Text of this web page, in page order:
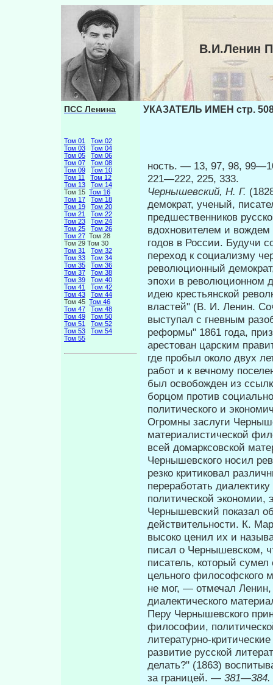
В.И.Ленин
ПСС Ленина
Том 01
Том 02
Том 03
Том 04
Том 05
Том 06
Том 07
Том 08
Том 09
Том 10
Том 11
Том 12
Том 13
Том 14
Том 15 Том 16
Том 17
Том 18
Том 19
Том 20
Том 21
Том 22
Том 23
Том 24
Том 25
Том 26
Том 27 Том 28
Том 29 Том 30
Том 31
Том 32
Том 33
Том 34
Том 35
Том 36
Том 37
Том 38
Том 39
Том 40
Том 41
Том 42
Том 43
Том 44
Том 45 Том 46
Том 47
Том 48
Том 49
Том 50
Том 51
Том 52
Том 53
Том 54
Том 55
УКАЗАТЕЛЬ ИМЕН стр.
ность. — 13, 97, 98,
221—222, 225, 333.
Чернышевский, Н. Г.
демократ, ученый,
предшественников
вдохновителем и вождем
годов в России. Будучи
переход к социализму
революционный
эпохи в революционном
идею крестьян­ской
властей" (В. И. Ленин.
выступал с гневным
реформы" 1861 года,
арестован царским
где пробыл около двух
работ и к вечному
был освобожден из
борцом против
политического и
Огромны заслуги
материалистической
всей домарксовской
Чернышевского носил
резко критиковал
переработать
политической экономии,
Чернышевский показал
действительности. К.
высоко ценил их и
писал о Чернышевском,
писатель, который сумел
цельного философского
не мог, — отмечал
диалектического
Перу Чернышевского
философии,
литературно-
развитие русской
делать?" (1863)
за границей. — 381—384.